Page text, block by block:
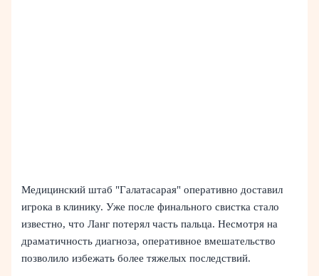
Медицинский штаб "Галатасарая" оперативно доставил
игрока в клинику. Уже после финального свистка стало
известно, что Ланг потерял часть пальца. Несмотря на
драматичность диагноза, оперативное вмешательство
позволило избежать более тяжелых последствий.